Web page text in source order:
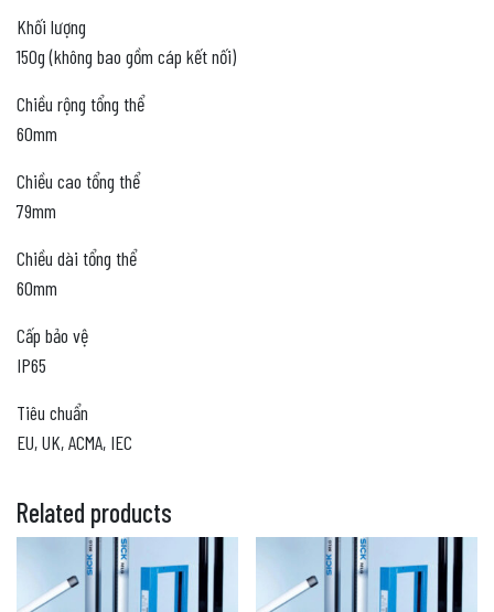
Khối lượng
150g (không bao gồm cáp kết nối)
Chiều rộng tổng thể
60mm
Chiều cao tổng thể
79mm
Chiều dài tổng thể
60mm
Cấp bảo vệ
IP65
Tiêu chuẩn
EU, UK, ACMA, IEC
Related products